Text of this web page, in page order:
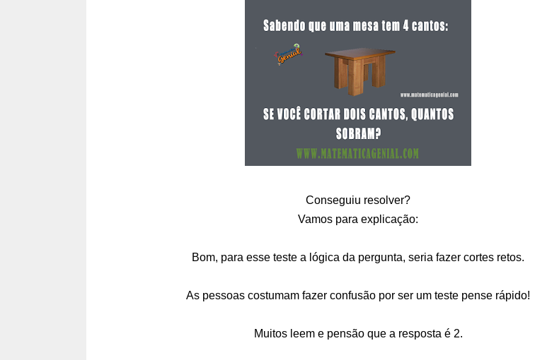
Conseguiu resolver?
Vamos para explicação:
Bom, para esse teste a lógica da pergunta, seria fazer cortes retos.
As pessoas costumam fazer confusão por ser um teste pense rápido!
Muitos leem e pensão que a resposta é 2.